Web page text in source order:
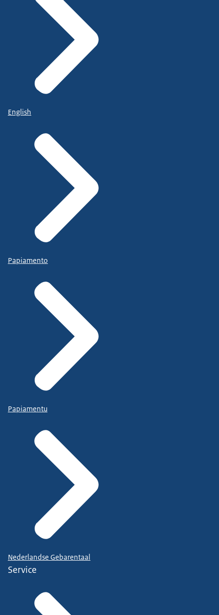
English
Papiamento
Papiamentu
Nederlandse Gebarentaal
Service